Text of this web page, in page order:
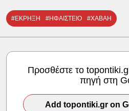
#ΕΚΡΗΞΗ #ΗΦΑΙΣΤΕΙΟ #ΧΑΒΑΗ
Προσθέστε το
πηγή στη
Add topontiki.gr on